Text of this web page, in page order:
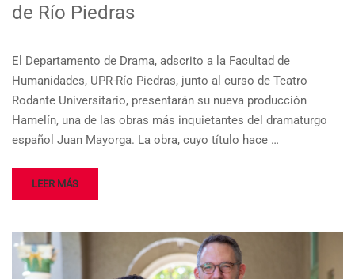
de Río Piedras
El Departamento de Drama, adscrito a la Facultad de
Humanidades, UPR-Río Piedras, junto al curso de Teatro
Rodante Universitario, presentarán su nueva producción
Hamelín, una de las obras más inquietantes del dramaturgo
español Juan Mayorga. La obra, cuyo título hace …
LEER MÁS